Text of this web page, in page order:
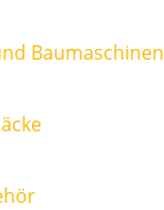
Baumaschinen